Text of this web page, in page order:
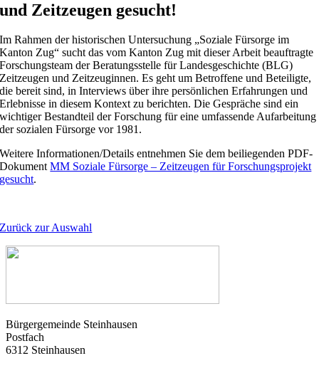
und Zeitzeugen gesucht!
Im Rahmen der historischen Untersuchung „Soziale Fürsorge im
Kanton Zug“ sucht das vom Kanton Zug mit dieser Arbeit beauftragte
Forschungsteam der Beratungsstelle für Landesgeschichte (BLG)
Zeitzeugen und Zeitzeuginnen. Es geht um Betroffene und Beteiligte,
die bereit sind, in Interviews über ihre persönlichen Erfahrungen und
Erlebnisse in diesem Kontext zu berichten. Die Gespräche sind ein
wichtiger Bestandteil der Forschung für eine umfassende Aufarbeitung
der sozialen Fürsorge vor 1981.
Weitere Informationen/Details entnehmen Sie dem beiliegenden PDF-
DokumentMM Soziale Fürsorge – Zeitzeugen für Forschungsprojekt
gesucht.
Zurück zur Auswahl
Bürgergemeinde Steinhausen
Postfach
6312 Steinhausen